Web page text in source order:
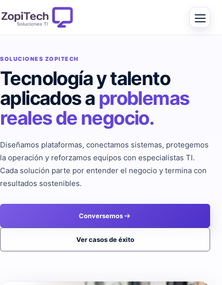
SOLUCIONES ZOPITECH
Tecnología y talento
aplicados a problemas
reales de negocio.
Diseñamos plataformas, conectamos sistemas, protegemos
la operación y reforzamos equipos con especialistas TI.
Cada solución parte por entender el negocio y termina con
resultados sostenibles.
Conversemos
Ver casos de éxito